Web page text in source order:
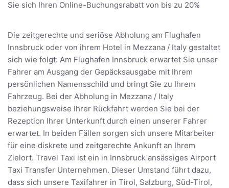
Sie sich Ihren Online-Buchungsrabatt von bis zu 20%
Die zeitgerechte und seriöse Abholung am Flughafen
Innsbruck oder von ihrem Hotel in Mezzana / Italy gestaltet
sich wie folgt: Am Flughafen Innsbruck erwartet Sie unser
Fahrer am Ausgang der Gepäcksausgabe mit Ihrem
persönlichen Namensschild und bringt Sie zu Ihrem
Fahrzeug. Bei der Abholung in Mezzana / Italy
beziehungsweise Ihrer Rückfahrt werden Sie bei der
Rezeption Ihrer Unterkunft durch einen unserer Fahrer
erwartet. In beiden Fällen sorgen sich unsere Mitarbeiter
für eine diskrete und zeitgerechte Ankunft an Ihrem
Zielort. Travel Taxi ist ein in Innsbruck ansässiges Airport
Taxi Transfer Unternehmen. Dieser Umstand führt dazu,
dass sich unsere Taxifahrer in Tirol, Salzburg, Süd-Tirol,